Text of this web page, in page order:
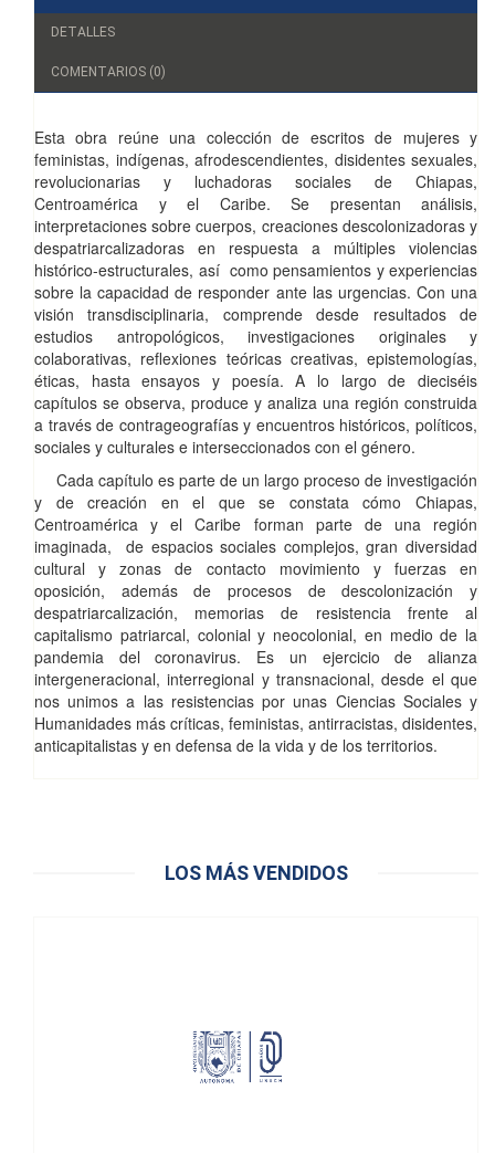
DETALLES
COMENTARIOS (0)
Esta obra reúne una colección de escritos de mujeres y
feministas, indígenas, afrodescendientes, disidentes sexuales,
revolucionarias y luchadoras sociales de Chiapas,
Centroamérica y el Caribe. Se presentan análisis,
interpretaciones sobre cuerpos, creaciones descolonizadoras y
despatriarcalizadoras en respuesta a múltiples violencias
histórico-estructurales, así como pensamientos y experiencias
sobre la capacidad de responder ante las urgencias. Con una
visión transdisciplinaria, comprende desde resultados de
estudios antropológicos, investigaciones originales y
colaborativas, reflexiones teóricas creativas, epistemologías,
éticas, hasta ensayos y poesía. A lo largo de dieciséis
capítulos se observa, produce y analiza una región construida
a través de contrageografías y encuentros históricos, políticos,
sociales y culturales e interseccionados con el género.
Cada capítulo es parte de un largo proceso de investigación
y de creación en el que se constata cómo Chiapas,
Centroamérica y el Caribe forman parte de una región
imaginada,
de espacios sociales complejos, gran diversidad
cultural y zonas de contacto movimiento y fuerzas en
oposición, además de procesos de descolonización y
despatriarcalización, memorias de resistencia frente al
capitalismo patriarcal, colonial y neocolonial, en medio de la
pandemia del coronavirus. Es un ejercicio de alianza
intergeneracional, interregional y transnacional, desde el que
nos unimos a las resistencias por unas Ciencias Sociales y
Humanidades más críticas, feministas, antirracistas, disidentes,
anticapitalistas y en defensa de la vida y de los territorios.
LOS MÁS VENDIDOS